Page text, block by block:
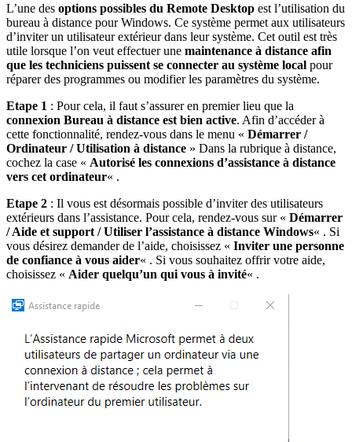
L’une des options possibles du Remote Desktop est l’utilisation du
bureau à distance pour Windows. Ce système permet aux utilisateurs
d’inviter un utilisateur extérieur dans leur système. Cet outil est très
utile lorsque l’on veut effectuer une maintenance à distance afin
que les techniciens puissent se connecter au système local pour
réparer des programmes ou modifier les paramètres du système.
Etape 1 : Pour cela, il faut s’assurer en premier lieu que la
connexion Bureau à distance est bien active. Afin d’accéder à
cette fonctionnalité, rendez-vous dans le menu « Démarrer /
Ordinateur / Utilisation à distance » Dans la rubrique à distance,
cochez la case « Autorisé les connexions d’assistance à distance
vers cet ordinateur« .
Etape 2 : Il vous est désormais possible d’inviter des utilisateurs
extérieurs dans l’assistance. Pour cela, rendez-vous sur « Démarrer
/ Aide et support / Utiliser l’assistance à distance Windows« . Si
vous désirez demander de l’aide, choisissez « Inviter une personne
de confiance à vous aider« . Si vous souhaitez offrir votre aide,
choisissez « Aider quelqu’un qui vous à invité« .